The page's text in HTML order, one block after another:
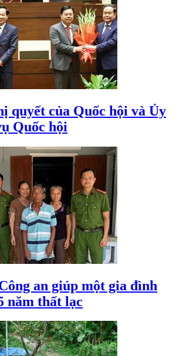
quyết của Quốc hội và Ủy
Quốc hội
an giúp một gia đình
năm thất lạc